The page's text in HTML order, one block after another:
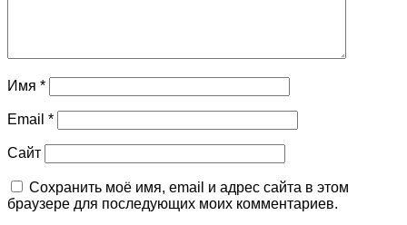
Имя *
Email *
Сайт
Сохранить моё имя, email и адрес сайта в этом
браузере для последующих моих комментариев.